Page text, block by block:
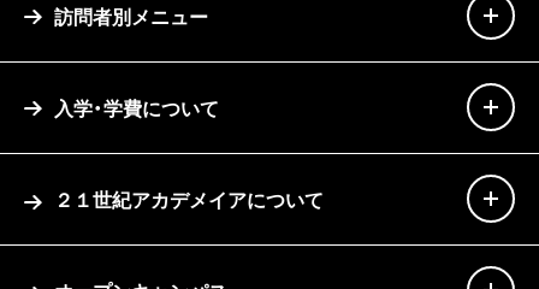
訪問者別メニュー
入学・学費について
２１世紀アカデメイアについて